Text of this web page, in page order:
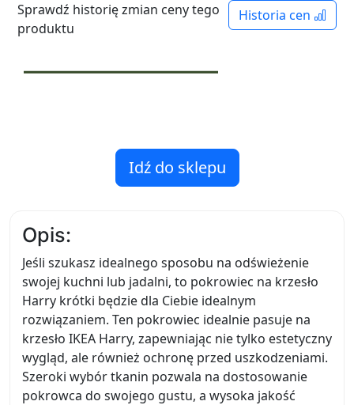
Historia cen
Sprawdź historię zmian ceny tego
produktu
Idź do sklepu
Opis:
Jeśli szukasz idealnego sposobu na odświeżenie
swojej kuchni lub jadalni, to pokrowiec na krzesło
Harry krótki będzie dla Ciebie idealnym
rozwiązaniem. Ten pokrowiec idealnie pasuje na
krzesło IKEA Harry, zapewniając nie tylko estetyczny
wygląd, ale również ochronę przed uszkodzeniami.
Szeroki wybór tkanin pozwala na dostosowanie
pokrowca do swojego gustu, a wysoka jakość